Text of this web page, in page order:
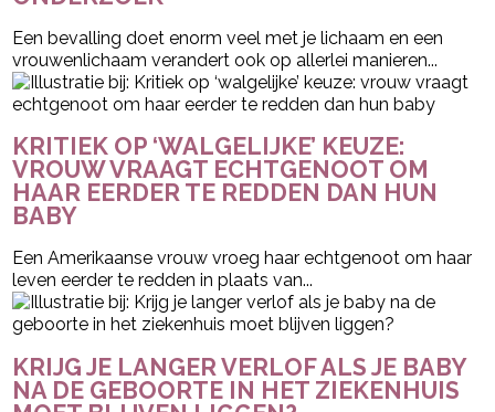
Een bevalling doet enorm veel met je lichaam en een
vrouwenlichaam verandert ook op allerlei manieren...
KRITIEK OP ‘WALGELIJKE’ KEUZE:
VROUW VRAAGT ECHTGENOOT OM
HAAR EERDER TE REDDEN DAN HUN
BABY
Een Amerikaanse vrouw vroeg haar echtgenoot om haar
leven eerder te redden in plaats van...
KRIJG JE LANGER VERLOF ALS JE BABY
NA DE GEBOORTE IN HET ZIEKENHUIS